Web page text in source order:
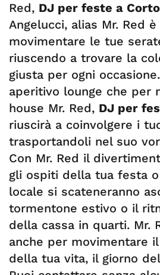
Red, DJ per feste a
Angelucci, alias Mr. Red
movimentare le tue
riuscendo a trovare la
giusta per ogni
aperitivo lounge che per
house Mr. Red, DJ per
riuscirà a coinvolgere i
trasportandoli nel suo
Con Mr. Red il
gli ospiti della tua festa
locale si scateneranno
tormentone estivo o il
della cassa in quarti. Mr.
anche per movimentare
della tua vita, il giorno